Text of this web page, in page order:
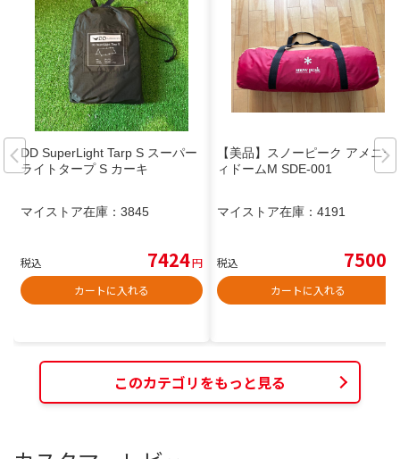
DD SuperLight Tarp S スーパー
ライトタープ S カーキ
マイストア在庫： 3845
税込 7424円
カートに入れる
【美品】スノーピーク アメニテ
ィドームM SDE-001
マイストア在庫： 4191
税込 7500
カートに入れる
このカテゴリをもっと見る